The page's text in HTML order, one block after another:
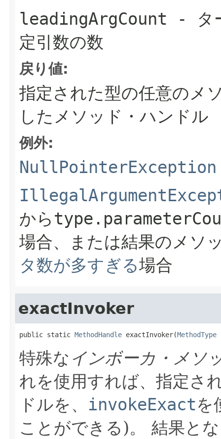
leadingArgCount - タ
定引数の数
戻り値:
指定された型の任意のメ
したメソッド・ハンドル
例外:
NullPointerException
から
場合、または結果のメソ
タ数が多すぎる場合
exactInvoker
public static MethodHandle exactInvoker(MethodType
特殊な インボーカ・メソ
れを使用すれば、指定さ
ドルを、 invokeExactを
ことができる)。
結果と